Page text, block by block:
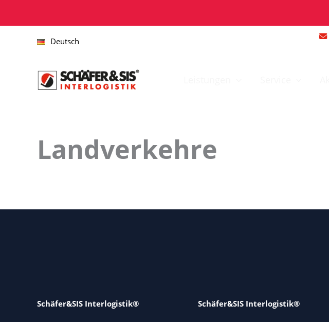
Inhalt
springen
Deutsch
Landverkehre
Schäfer&SIS Interlogistik® Schäfer&SIS Interlogistik®